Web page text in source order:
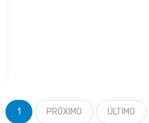
1 PRÓXIMO ÚLTIMO